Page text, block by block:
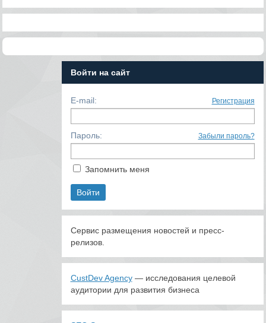
Войти на сайт
E-mail: Регистрация
Пароль: Забыли пароль?
Запомнить меня
Сервис размещения новостей и пресс-
релизов.
CustDev Agency— исследования целевой
аудитории для развития бизнеса